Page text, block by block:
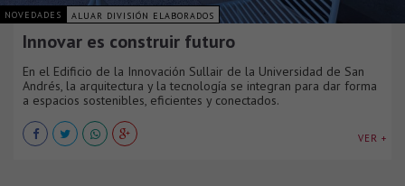
NOVEDADES ALUAR DIVISIÓN ELABORADOS
Innovar es construir futuro
En el Edificio de la Innovación Sullair de la Universidad de San
Andrés, la arquitectura y la tecnología se integran para dar forma
a espacios sostenibles, eficientes y conectados.
VER +